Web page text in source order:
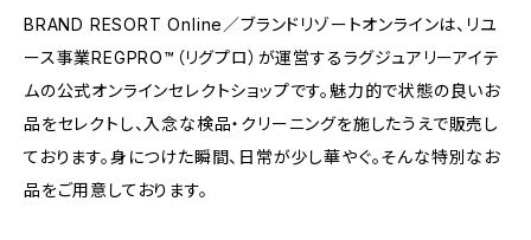
BRAND RESORT Online／ブランドリゾートオンラインは、リユ
ース事業REGPRO™（リグプロ）が運営するラグジュアリーアイテ
ムの公式オンラインセレクトショップです。魅力的で状態の良いお
品をセレクトし、入念な検品・クリーニングを施したうえで販売し
ております。身につけた瞬間、日常が少し華やぐ。そんな特別なお
品をご用意しております。